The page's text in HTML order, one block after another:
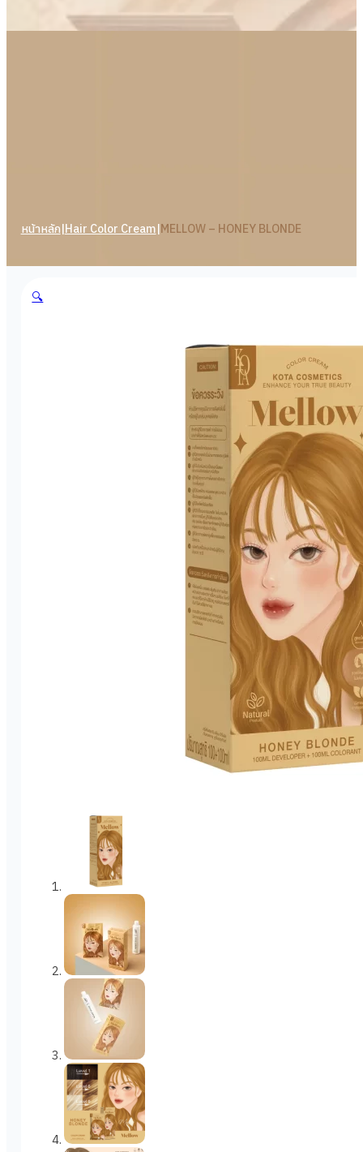
หน้าหลัก|Hair Color Cream|MELLOW – HONEY BLONDE
🔍